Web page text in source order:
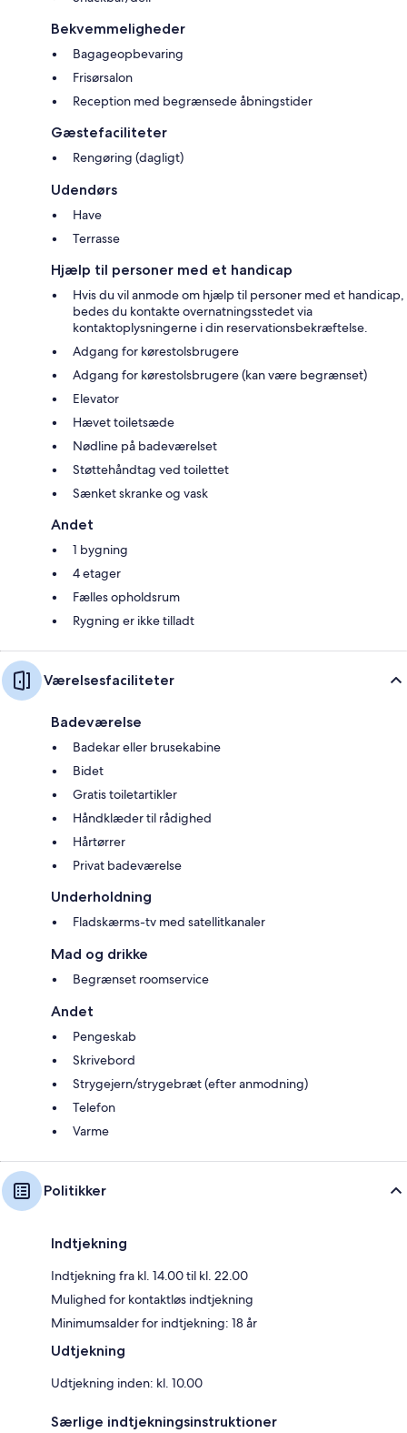
Bekvemmeligheder
Bagageopbevaring
Frisørsalon
Reception med begrænsede åbningstider
Gæstefaciliteter
Rengøring (dagligt)
Udendørs
Have
Terrasse
Hjælp til personer med et handicap
Hvis du vil anmode om hjælp til personer med et handicap,
bedes du kontakte overnatningsstedet via
kontaktoplysningerne i din reservationsbekræftelse.
Adgang for kørestolsbrugere
Adgang for kørestolsbrugere (kan være begrænset)
Elevator
Hævet toiletsæde
Nødline på badeværelset
Støttehåndtag ved toilettet
Sænket skranke og vask
Andet
1 bygning
4 etager
Fælles opholdsrum
Rygning er ikke tilladt
Værelsesfaciliteter
Badeværelse
Badekar eller brusekabine
Bidet
Gratis toiletartikler
Håndklæder til rådighed
Hårtørrer
Privat badeværelse
Underholdning
Fladskærms-tv med satellitkanaler
Mad og drikke
Begrænset roomservice
Andet
Pengeskab
Skrivebord
Strygejern/strygebræt (efter anmodning)
Telefon
Varme
Politikker
Indtjekning
Indtjekning fra kl. 14.00 til kl. 22.00
Mulighed for kontaktløs indtjekning
Minimumsalder for indtjekning: 18 år
Udtjekning
Udtjekning inden: kl. 10.00
Særlige indtjekningsinstruktioner